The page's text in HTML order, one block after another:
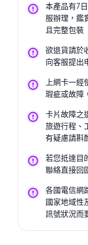
本產品有7
服辦理，鑑
且完整包裝
欲退貨請於
向客服提出
上網卡一
瑕疵或故障
卡片故障之
旅遊行程、
有疑慮請斟
若您抵達目
聯絡直接回
各國電信網
國家地域性
訊號狀況而